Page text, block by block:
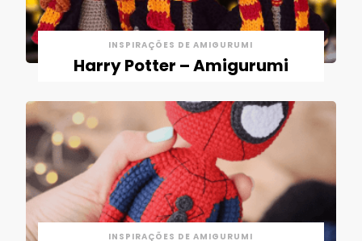
INSPIRAÇÕES DE AMIGURUMI
Harry Potter – Amigurumi
INSPIRAÇÕES DE AMIGURUMI